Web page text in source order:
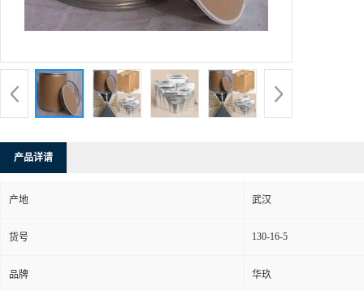
产品详请
产地 武汉
货号 130-16-5
品牌 华玖